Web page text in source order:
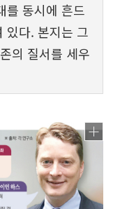
를 동시에 흔드
있다. 본지는 그
의 질서를 세우